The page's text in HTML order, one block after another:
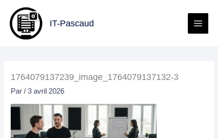
contenu
IT-Pascaud
1764079137239_image_1764079137132-3
Par/3 avril 2026